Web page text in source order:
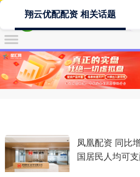
翔云优配配资 相关话题
凤凰配资 同比
国居民人均可